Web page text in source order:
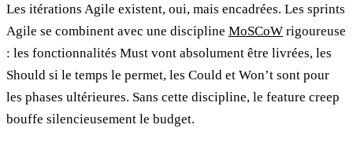
Les itérations Agile existent, oui, mais encadrées. Les sprints
Agile se combinent avec une discipline MoSCoW rigoureuse
: les fonctionnalités Must vont absolument être livrées, les
Should si le temps le permet, les Could et Won’t sont pour
les phases ultérieures. Sans cette discipline, le feature creep
bouffe silencieusement le budget.